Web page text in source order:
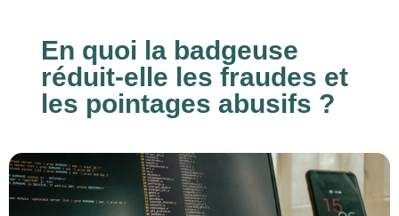
En quoi la badgeuse
réduit-elle les fraudes et
les pointages abusifs ?